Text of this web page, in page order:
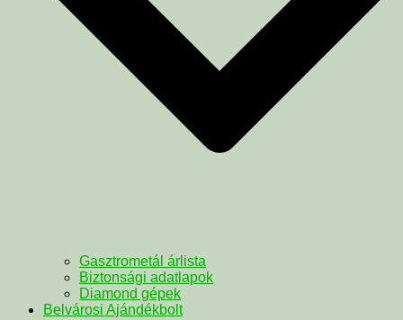
Gasztrometál árlista
Biztonsági adatlapok
Diamond gépek
Belvárosi Ajándékbolt